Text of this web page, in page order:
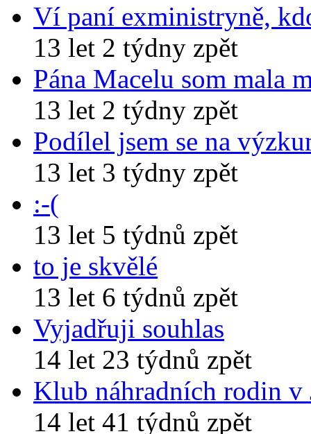
Ví paní exministryně,
13 let 2 týdny zpět
Pána Macelu som mala
13 let 2 týdny zpět
Podílel jsem se na
13 let 3 týdny zpět
:-(
13 let 5 týdnů zpět
to je skvělé
13 let 6 týdnů zpět
Vyjadřuji souhlas
14 let 23 týdnů zpět
Klub náhradních rodin v
14 let 41 týdnů zpět